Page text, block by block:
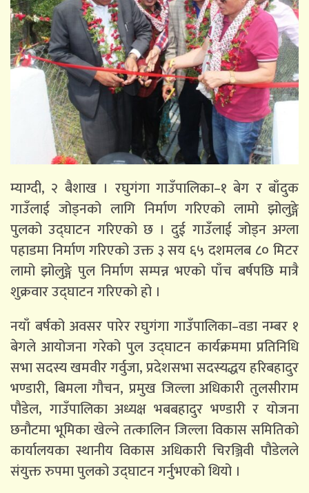
म्याग्दी, २ बैशाख । रघुगंगा गाउँपालिका–१ बेग र बाँदुक
गाउँलाई जोड्नको लागि निर्माण गरिएको लामो झोलुङ्गे
पुलको उद्घाटन गरिएको छ । दुई गाउँलाई जोड्न अग्ला
पहाडमा निर्माण गरिएको उक्त ३ सय ६५ दशमलब ८० मिटर
लामो झोलुङ्गे पुल निर्माण सम्पन्न भएको पाँच बर्षपछि मात्रै
शुक्रवार उद्घाटन गरिएको हो ।
नयाँ बर्षको अवसर पारेर रघुगंगा गाउँपालिका–वडा नम्बर १
बेगले आयोजना गरेको पुल उद्घाटन कार्यक्रममा प्रतिनिधि
सभा सदस्य खमवीर गर्वुजा, प्रदेशसभा सदस्यद्धय हरिबहादुर
भण्डारी, बिमला गौचन, प्रमुख जिल्ला अधिकारी तुलसीराम
पौडेल, गाउँपालिका अध्यक्ष भबबहादुर भण्डारी र योजना
छनौटमा भूमिका खेल्ने तत्कालिन जिल्ला विकास समितिको
कार्यालयका स्थानीय विकास अधिकारी चिरञ्जिवी पौडेलले
संयुक्त रुपमा पुलको उद्घाटन गर्नुभएको थियो ।